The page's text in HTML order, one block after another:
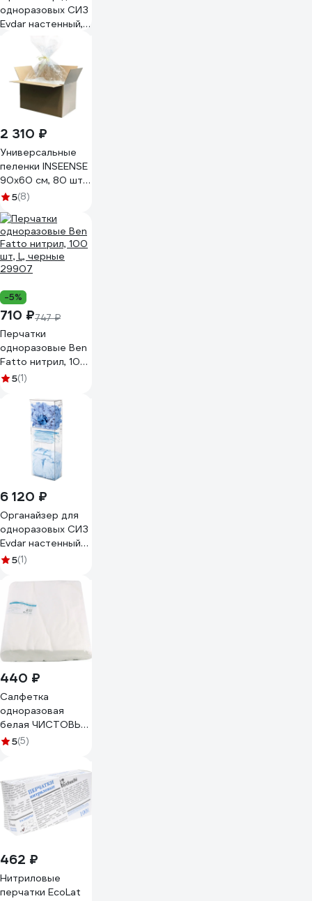
одноразовых СИЗ
Evdar настенный, 2
перчаток, 2 вида
СИЗ, маски,
халаты O24010
2 310 ₽
Универсальные
пеленки INSEENSE
90x60 см, 80 шт.
Ins9060/80
5(8)
-5%
710 ₽747 ₽
Перчатки
одноразовые Ben
Fatto нитрил, 100
шт, L, черные
5(1)
6 120 ₽
Органайзер для
одноразовых СИЗ
Evdar настенный
O13010
5(1)
440 ₽
Салфетка
одноразовая
белая ЧИСТОВЬЕ
30x40 см,
630877 00-147
5(5)
462 ₽
Нитриловые
перчатки EcoLat